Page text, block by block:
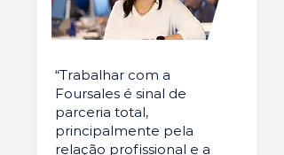
“Trabalhar com a
Foursales é sinal de
parceria total,
principalmente pela
relação profissional e a